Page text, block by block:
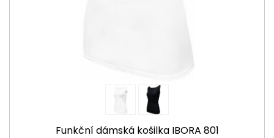
Funkční dámská košilka IBORA 801